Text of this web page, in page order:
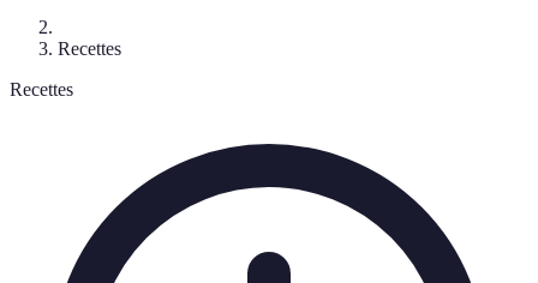
Recettes
Recettes